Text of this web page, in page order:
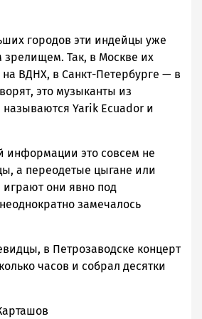
городов эти индейцы уже
Так, в Москве их
ВДНХ, в Санкт-Петербурге — в
это музыканты из
Yarik Ecuador и
информации это совсем не
а переодетые цыгане или
они явно под
замечалось
в Петрозаводске концерт
часов и собрал десятки